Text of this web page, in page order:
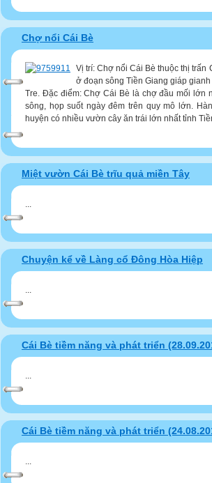
Chợ nổi Cái Bè
Vị trí: Chợ nổi Cái Bè thuộc thị trấn
ở đoạn sông Tiền Giang giáp
Tre. Đặc điểm: Chợ Cái Bè là chợ đầu mối lớn
sông, họp suốt ngày đêm trên quy mô lớn.
huyện có nhiều vườn cây ăn trái lớn nhất tỉnh
Miệt vườn Cái Bè trĩu quả miền Tây
...
Chuyện kể về Làng cổ Đông Hòa Hiệp
...
Cái Bè tiềm năng và phát triển
...
Cái Bè tiềm năng và phát triển
...